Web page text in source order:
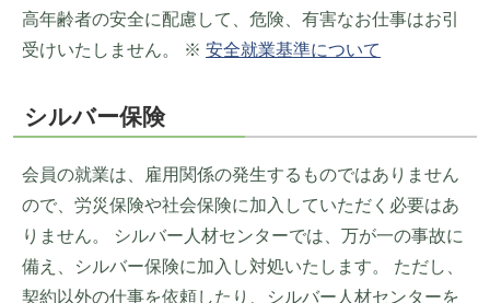
高年齢者の安全に配慮して、危険、有害なお仕事はお引
受けいたしません。 ※ 安全就業基準について
シルバー保険
会員の就業は、雇用関係の発生するものではありません
ので、労災保険や社会保険に加入していただく必要はあ
りません。 シルバー人材センターでは、万が一の事故に
備え、シルバー保険に加入し対処いたします。 ただし、
契約以外の仕事を依頼したり、シルバー人材センターを